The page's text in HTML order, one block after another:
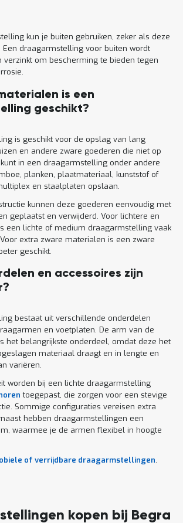
kun je buiten gebruiken, zeker als deze
Een draagarmstelling voor buiten wordt
om bescherming te bieden tegen
is een
geschikt?
is geschikt voor de opslag van lang
en andere zware goederen die niet op
in een draagarmstelling onder andere
planken, plaatmateriaal, kunststof of
en staalplaten opslaan.
kunnen deze goederen eenvoudig met
geplaatst en verwijderd. Voor lichtere en
een lichte of medium draagarmstelling vaak
extra zware materialen is een zware
geschikt.
en accessoires zijn
bestaat uit verschillende onderdelen
en voetplaten. De arm van de
het belangrijkste onderdeel, omdat deze het
materiaal draagt en in lengte en
variëren.
worden bij een lichte draagarmstelling
toegepast, die zorgen voor een stevige
Sommige configuraties vereisen extra
hebben draagarmstellingen een
waarmee je de armen flexibel in hoogte
of verrijdbare draagarmstellingen.
kopen bij Begra